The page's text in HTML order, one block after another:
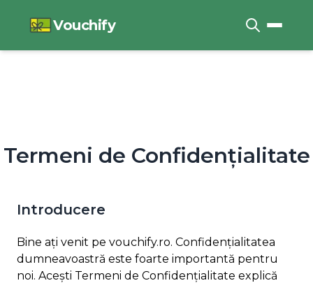
Vouchify
Termeni de Confidențialitate
Introducere
Bine ați venit pe vouchify.ro. Confidențialitatea
dumneavoastră este foarte importantă pentru
noi. Acești Termeni de Confidențialitate explică